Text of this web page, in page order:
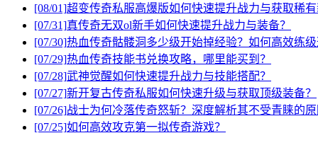
[08/01]超变传奇私服高爆版如何快速提升战力与获取稀有
[07/31]真传奇无双ol新手如何快速提升战力与装备？
[07/30]热血传奇骷髅洞多少级开始掉经验？如何高效练级
[07/29]热血传奇技能书兑换攻略，哪里能买到？
[07/28]武神觉醒如何快速提升战力与技能搭配？
[07/27]新开复古传奇私服如何快速升级与获取顶级装备？
[07/26]战士为何冷落传奇怒斩？深度解析其不受青睐的原
[07/25]如何高效攻克第一拟传奇游戏？